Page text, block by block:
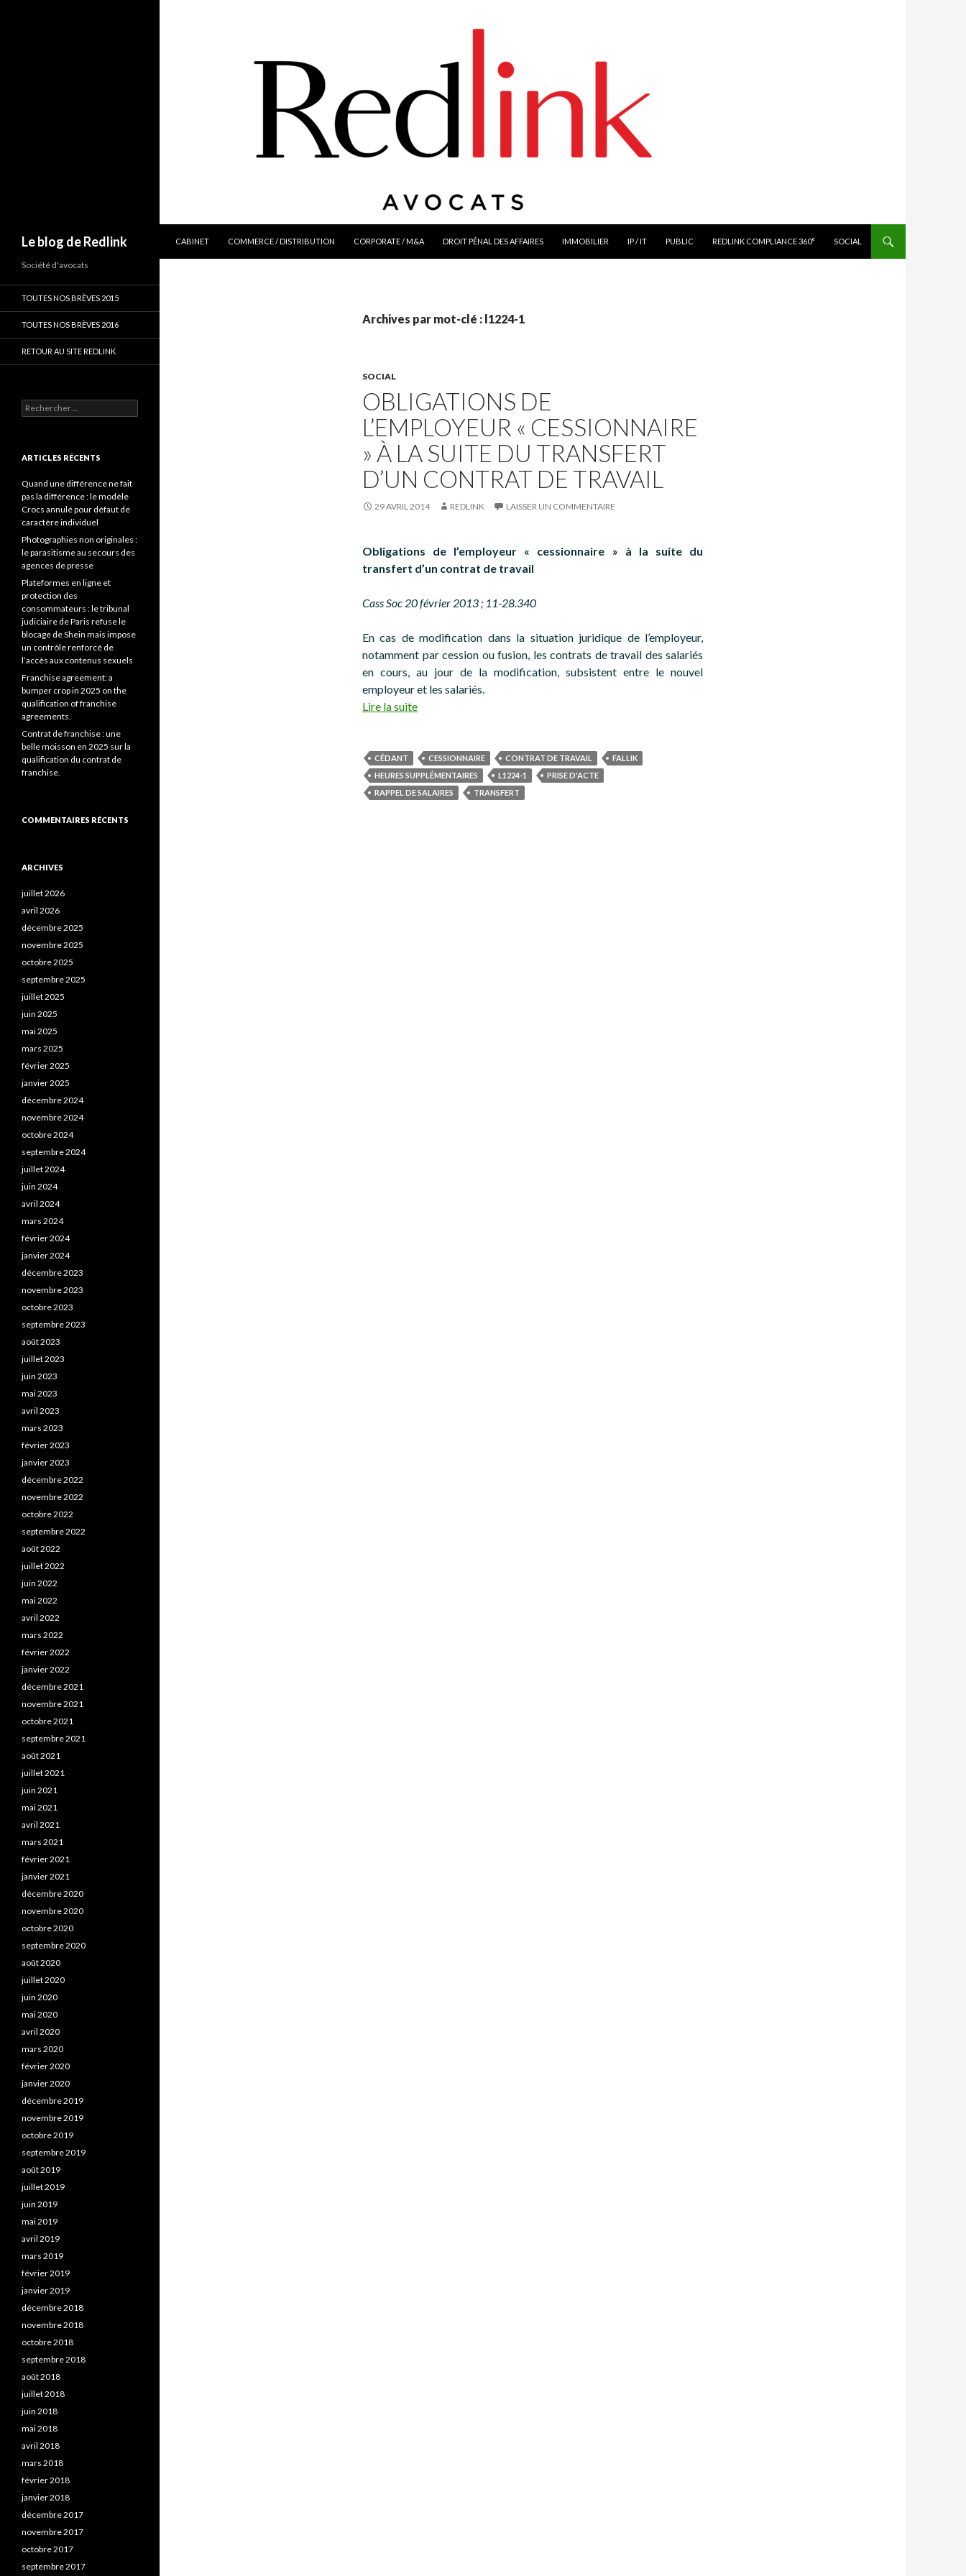
Le blog de Redlink
CABINET
COMMERCE / DISTRIBUTION CORPORATE / M&A DROIT PÉNAL DES AFFAIRES IMMOBILIER IP / IT PUBLIC REDLINK COMPLIANCE 360° SOCIAL
Archives par mot-clé : l1224-1
SOCIAL
OBLIGATIONS DE
L’EMPLOYEUR « CESSIONNAIRE
» À LA SUITE DU TRANSFERT
D’UN CONTRAT DE TRAVAIL
29 AVRIL 2014 REDLINK LAISSER UN COMMENTAIRE
Obligations de l’employeur « cessionnaire » à la suite du
transfert d’un contrat de travail
Cass Soc 20 février 2013 ; 11-28.340
En cas de modification dans la situation juridique de l’employeur,
notamment par cession ou fusion, les contrats de travail des salariés
en cours, au jour de la modification, subsistent entre le nouvel
employeur et les salariés.
Lire la suite
CÉDANT CESSIONNAIRE CONTRAT DE TRAVAIL
FALLIK
HEURES SUPPLÉMENTAIRES
L1224-1
PRISE D'ACTE
RAPPEL DE SALAIRES
TRANSFERT
Société d'avocats
TOUTES NOS BRÈVES 2015
TOUTES NOS BRÈVES 2016
RETOUR AU SITE REDLINK
Rechercher :
ARTICLES RÉCENTS
Quand une différence ne fait
pas la différence : le modèle
Crocs annulé pour défaut de
caractère individuel
Photographies non originales :
le parasitisme au secours des
agences de presse
Plateformes en ligne et
protection des
consommateurs : le tribunal
judiciaire de Paris refuse le
blocage de Shein mais impose
un contrôle renforcé de
l’accès aux contenus sexuels
Franchise agreement: a
bumper crop in 2025 on the
qualification of franchise
agreements.
Contrat de franchise : une
belle moisson en 2025 sur la
qualification du contrat de
franchise.
COMMENTAIRES RÉCENTS
ARCHIVES
juillet 2026
avril 2026
décembre 2025
novembre 2025
octobre 2025
septembre 2025
juillet 2025
juin 2025
mai 2025
mars 2025
février 2025
janvier 2025
décembre 2024
novembre 2024
octobre 2024
septembre 2024
juillet 2024
juin 2024
avril 2024
mars 2024
février 2024
janvier 2024
décembre 2023
novembre 2023
octobre 2023
septembre 2023
août 2023
juillet 2023
juin 2023
mai 2023
avril 2023
mars 2023
février 2023
janvier 2023
décembre 2022
novembre 2022
octobre 2022
septembre 2022
août 2022
juillet 2022
juin 2022
mai 2022
avril 2022
mars 2022
février 2022
janvier 2022
décembre 2021
novembre 2021
octobre 2021
septembre 2021
août 2021
juillet 2021
juin 2021
mai 2021
avril 2021
mars 2021
février 2021
janvier 2021
décembre 2020
novembre 2020
octobre 2020
septembre 2020
août 2020
juillet 2020
juin 2020
mai 2020
avril 2020
mars 2020
février 2020
janvier 2020
décembre 2019
novembre 2019
octobre 2019
septembre 2019
août 2019
juillet 2019
juin 2019
mai 2019
avril 2019
mars 2019
février 2019
janvier 2019
décembre 2018
novembre 2018
octobre 2018
septembre 2018
août 2018
juillet 2018
juin 2018
mai 2018
avril 2018
mars 2018
février 2018
janvier 2018
décembre 2017
novembre 2017
octobre 2017
septembre 2017